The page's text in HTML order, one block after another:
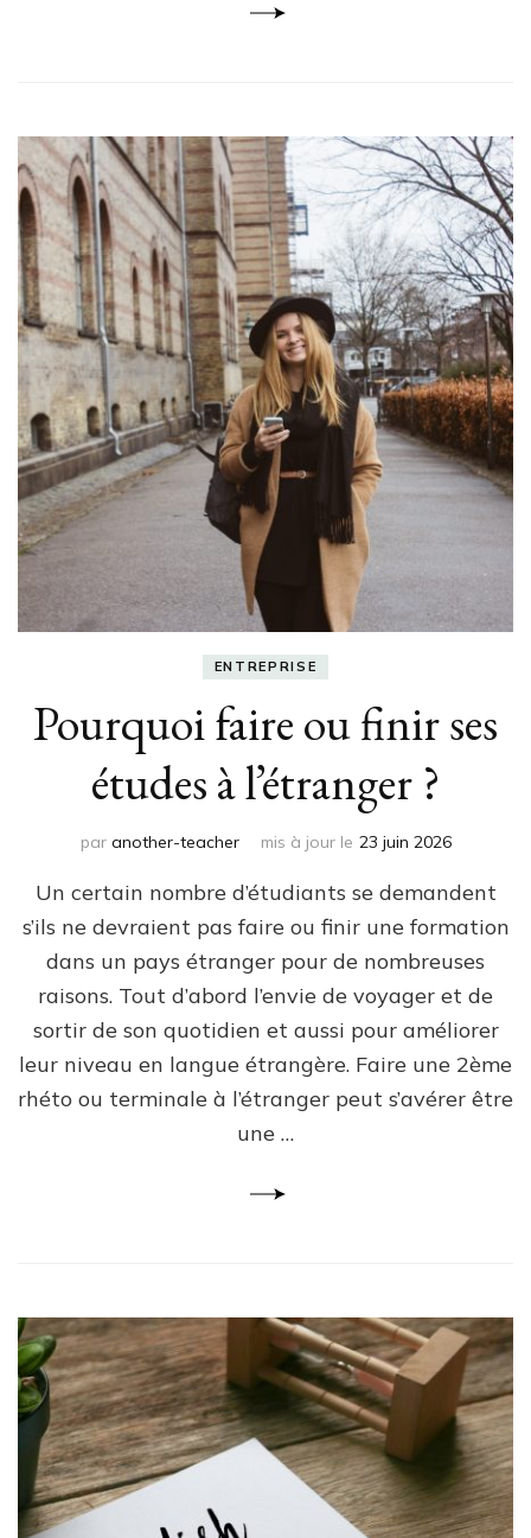
ENTREPRISE
Pourquoi faire ou finir ses
études à l’étranger ?
par another-teacher mis à jour le 23 juin 2026
Un certain nombre d’étudiants se demandent
s’ils ne devraient pas faire ou finir une formation
dans un pays étranger pour de nombreuses
raisons. Tout d’abord l’envie de voyager et de
sortir de son quotidien et aussi pour améliorer
leur niveau en langue étrangère. Faire une 2ème
rhéto ou terminale à l’étranger peut s’avérer être
une …